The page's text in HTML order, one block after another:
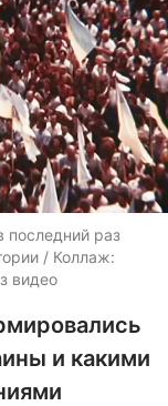
последний раз
/ Коллаж:
видео
и какими